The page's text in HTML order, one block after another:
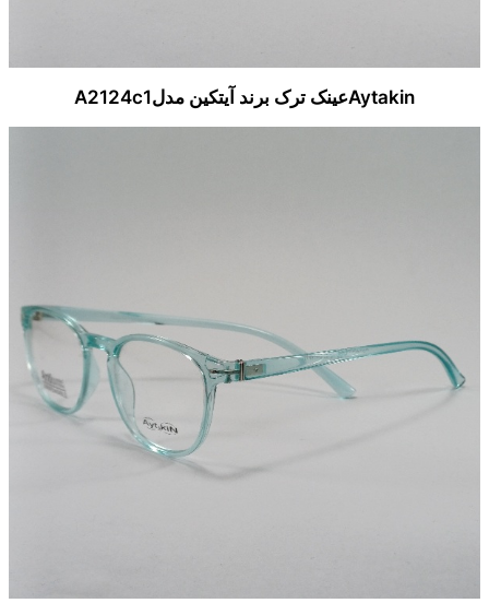
Aytakinعینک ترک برند آیتکین مدلA2124c1